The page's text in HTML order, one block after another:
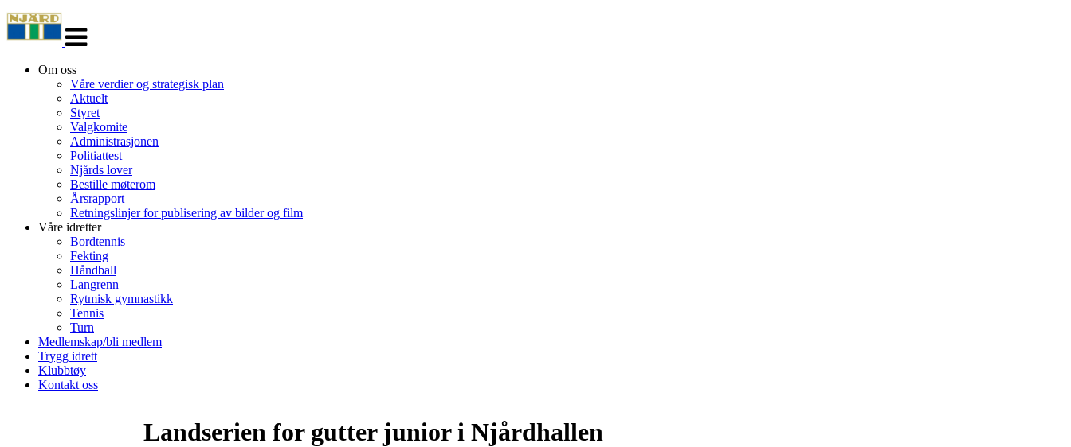
navigasjon
Om oss
Våre verdier og strategisk plan
Aktuelt
Styret
Valgkomite
Administrasjonen
Politiattest
Njårds lover
Bestille møterom
Årsrapport
Retningslinjer for publisering av bilder og film
Våre idretter
Bordtennis
Fekting
Håndball
Langrenn
Rytmisk gymnastikk
Tennis
Turn
Medlemskap/bli medlem
Trygg idrett
Klubbtøy
Kontakt oss
Landserien for gutter junior i Njårdhallen